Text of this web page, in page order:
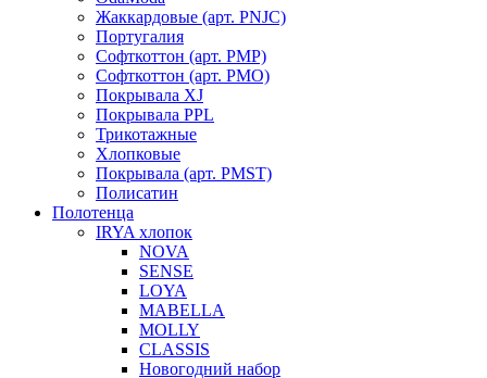
Жаккардовые (арт. PNJC)
Португалия
Софткоттон (арт. PMP)
Софткоттон (арт. PMO)
Покрывала XJ
Покрывала PPL
Трикотажные
Хлопковые
Покрывала (арт. PMST)
Полисатин
Полотенца
IRYA хлопок
NOVA
SENSE
LOYA
MABELLA
MOLLY
CLASSIS
Новогодний набор